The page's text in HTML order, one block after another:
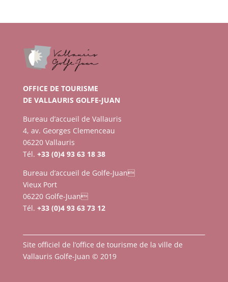
OFFICE DE TOURISME
DE VALLAURIS GOLFE-JUAN
Bureau d’accueil de Vallauris
4, av. Georges Clemenceau
06220 Vallauris
Tél. +33 (0)4 93 63 18 38
Bureau d’accueil de Golfe-Juan
Vieux Port
06220 Golfe-Juan
Tél. +33 (0)4 93 63 73 12
Site officiel de l’office de tourisme de la ville de
Vallauris Golfe-Juan © 2019